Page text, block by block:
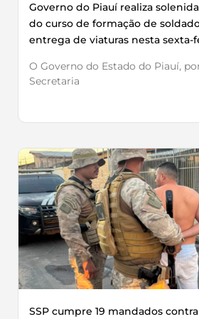
Governo do Piauí realiza
do curso de formação de
entrega de viaturas nesta sexta-
O Governo do Estado do Piauí,
Secretaria
SSP cumpre 19 mandados